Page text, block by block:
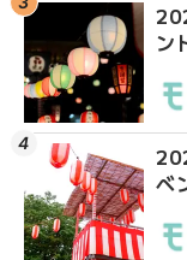
ン
ベ